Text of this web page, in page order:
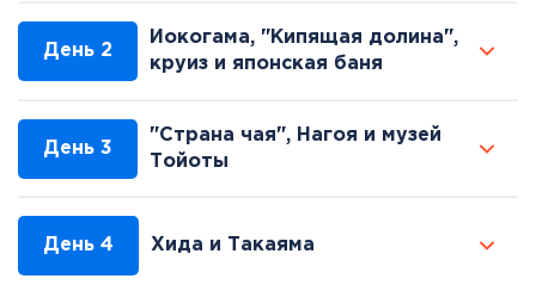
День 2
Иокогама, "Кипящая долина",
круиз и японская баня
День 3
"Страна чая", Нагоя и музей
Тойоты
День 4 Хида и Такаяма